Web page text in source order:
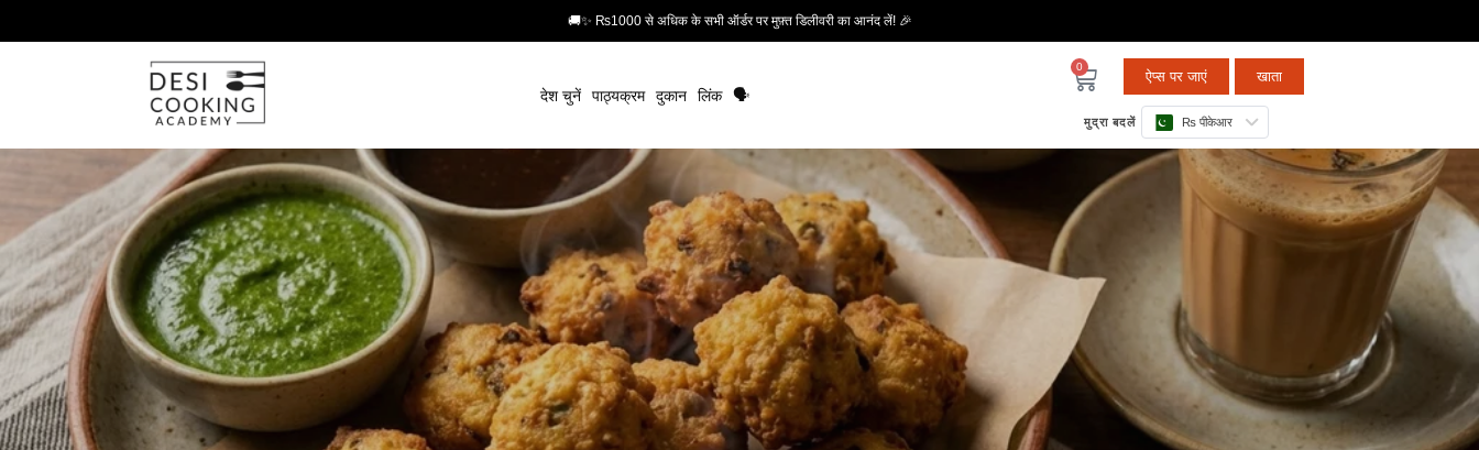
🚚✨ ₨1000 से अधिक के सभी ऑर्डर पर मुफ़्त डिलीवरी का आनंद लें! 🎉
देश चुनें पाठ्यक्रम दुकान लिंक 🗣️
0
ऐप्स पर जाएं खाता
मुद्रा बदलें ₨ पीकेआर